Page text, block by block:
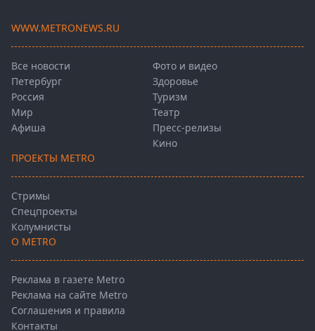
WWW.METRONEWS.RU
Все новости
Петербург
Россия
Мир
Афиша
Фото и видео
Здоровье
Туризм
Театр
Пресс-релизы
Кино
ПРОЕКТЫ METRO
Стримы
Спецпроекты
Колумнисты
О METRO
Реклама в газете Metro
Реклама на сайте Metro
Соглашения и правила
Контакты